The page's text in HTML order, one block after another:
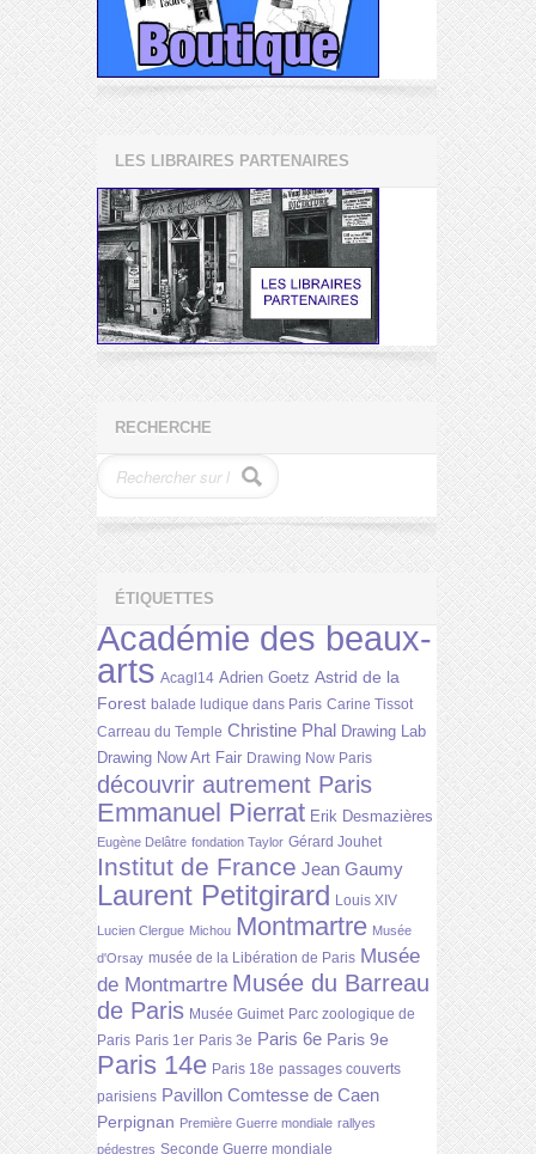
LES LIBRAIRES PARTENAIRES
RECHERCHE
ÉTIQUETTES
Académie des beaux-
arts Acagl14 Adrien Goetz Astrid de la
Forest balade ludique dans Paris Carine Tissot
Carreau du Temple Christine Phal Drawing Lab
Drawing Now Art Fair Drawing Now Paris
découvrir autrement Paris
Emmanuel Pierrat Erik Desmazières
Eugène Delâtre fondation Taylor Gérard Jouhet
Institut de France Jean Gaumy
Laurent Petitgirard Louis XIV
Lucien Clergue Michou Montmartre Musée
d'Orsay musée de la Libération de Paris Musée
de Montmartre Musée du Barreau
de Paris Musée Guimet Parc zoologique de
Paris Paris 1er Paris 3e Paris 6e Paris 9e
Paris 14e Paris 18e passages couverts
parisiens Pavillon Comtesse de Caen
Perpignan Première Guerre mondiale rallyes
pédestres Seconde Guerre mondiale